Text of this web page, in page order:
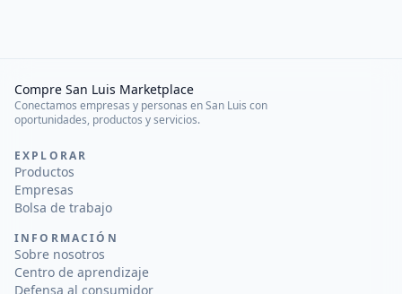
Compre San Luis Marketplace
Conectamos empresas y personas en San Luis con
oportunidades, productos y servicios.
EXPLORAR
Productos
Empresas
Bolsa de trabajo
INFORMACIÓN
Sobre nosotros
Centro de aprendizaje
Defensa al consumidor